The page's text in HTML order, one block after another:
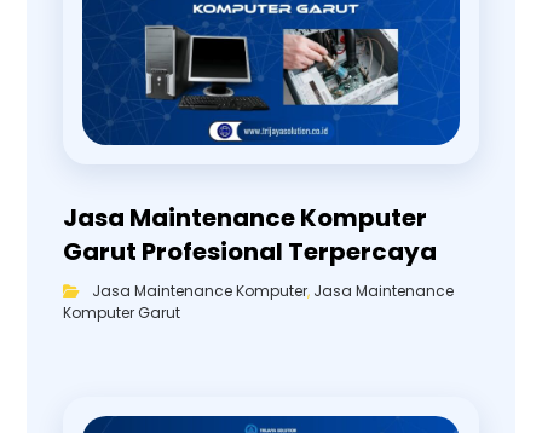
Jasa Maintenance Komputer
Garut Profesional Terpercaya
Jasa Maintenance Komputer, Jasa Maintenance
Komputer Garut